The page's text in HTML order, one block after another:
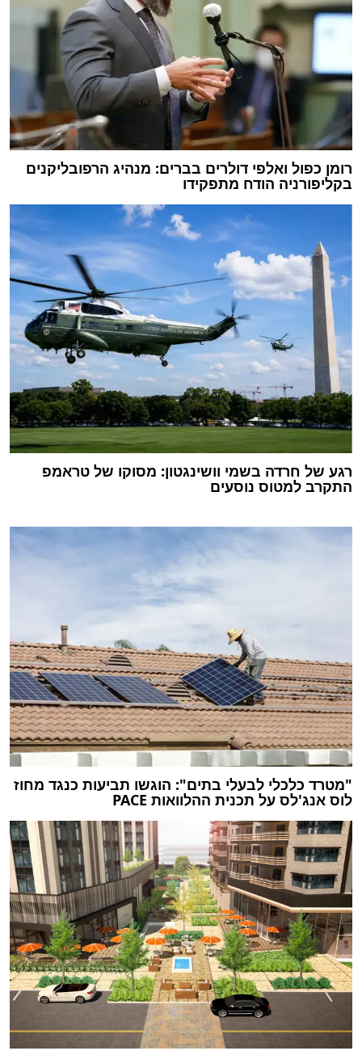
רומן כפול ואלפי דולרים בברים: מנהיג הרפובליקנים
בקליפורניה הודח מתפקידו
רגע של חרדה בשמי וושינגטון: מסוקו של טראמפ
התקרב למטוס נוסעים
"מטרד כלכלי לבעלי בתים": הוגשו תביעות כנגד מחוז
לוס אנג'לס על תכנית ההלוואות PACE